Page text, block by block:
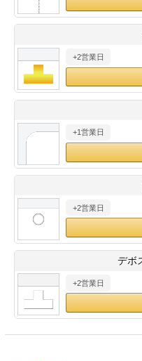
刷
印刷
印刷
フォルダー
ファイル印刷
ァイル印刷
印刷
刷
名刺印刷
印刷
ムカード印刷
フォルダー
ファイル印刷
・・休業日
+2営業日
+1営業日
+2営業日
デボ
+2営業日